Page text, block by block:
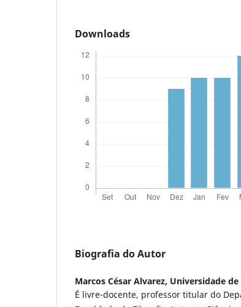
Downloads
Biografia do Autor
Marcos César Alvarez, Universidade de
É livre-docente, professor titular do